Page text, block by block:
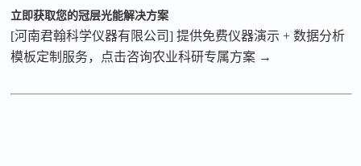
立即获取您的冠层光能解决方案
[河南君翰科学仪器有限公司]提供免费仪器演示+数据分析
模板定制服务，点击咨询农业科研专属方案 →